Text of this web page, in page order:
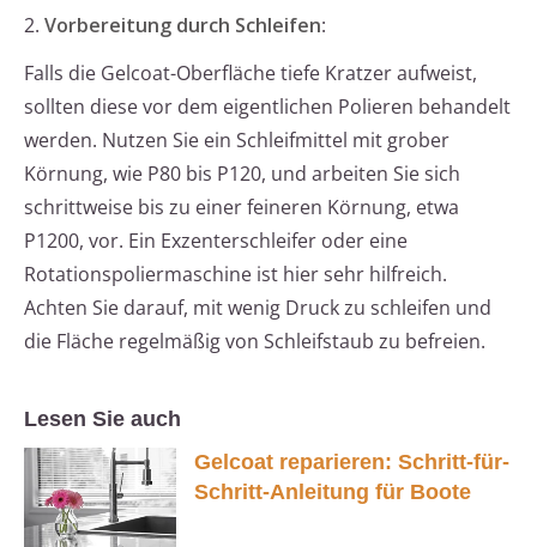
2. Vorbereitung durch Schleifen:
Falls die Gelcoat-Oberfläche tiefe Kratzer aufweist,
sollten diese vor dem eigentlichen Polieren behandelt
werden. Nutzen Sie ein Schleifmittel mit grober
Körnung, wie P80 bis P120, und arbeiten Sie sich
schrittweise bis zu einer feineren Körnung, etwa
P1200, vor. Ein Exzenterschleifer oder eine
Rotationspoliermaschine ist hier sehr hilfreich.
Achten Sie darauf, mit wenig Druck zu schleifen und
die Fläche regelmäßig von Schleifstaub zu befreien.
Lesen Sie auch
Gelcoat reparieren: Schritt-für-
Schritt-Anleitung für Boote